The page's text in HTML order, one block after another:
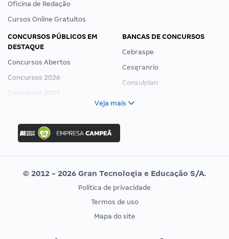
Oficina de Redação
Cursos Online Gratuitos
CONCURSOS PÚBLICOS EM
DESTAQUE
Concursos Abertos
Concursos 2026
Concursos 2025
Concurso Ibama
Concurso MPU
Editais publicados
BANCAS DE CONCURSOS
Cebraspe
Cesgranrio
Consulplan
Vunesp
CONCURSOS POR PROFISSÃO
EXAME DE ORDEM
Veja mais
© 2012 - 2026 Gran Tecnologia e Educação S/A.
Política de privacidade
Termos de uso
Mapa do site